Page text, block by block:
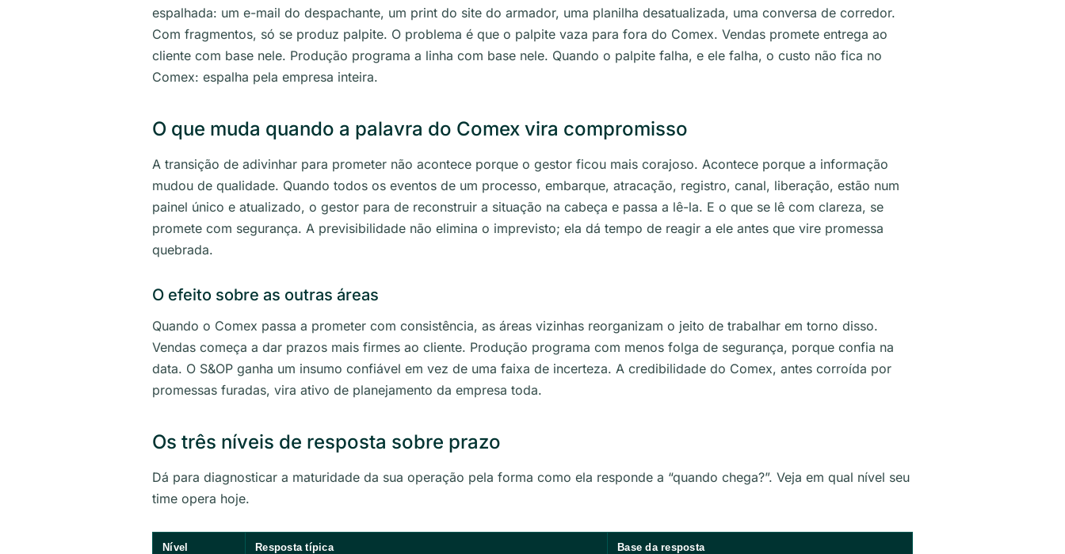
espalhada: um e-mail do despachante, um print do site do armador, uma planilha desatualizada, uma conversa de corredor.
Com fragmentos, só se produz palpite. O problema é que o palpite vaza para fora do Comex. Vendas promete entrega ao
cliente com base nele. Produção programa a linha com base nele. Quando o palpite falha, e ele falha, o custo não fica no
Comex: espalha pela empresa inteira.
O que muda quando a palavra do Comex vira compromisso
A transição de adivinhar para prometer não acontece porque o gestor ficou mais corajoso. Acontece porque a informação
mudou de qualidade. Quando todos os eventos de um processo, embarque, atracação, registro, canal, liberação, estão num
painel único e atualizado, o gestor para de reconstruir a situação na cabeça e passa a lê-la. E o que se lê com clareza, se
promete com segurança. A previsibilidade não elimina o imprevisto; ela dá tempo de reagir a ele antes que vire promessa
quebrada.
O efeito sobre as outras áreas
Quando o Comex passa a prometer com consistência, as áreas vizinhas reorganizam o jeito de trabalhar em torno disso.
Vendas começa a dar prazos mais firmes ao cliente. Produção programa com menos folga de segurança, porque confia na
data. O S&OP ganha um insumo confiável em vez de uma faixa de incerteza. A credibilidade do Comex, antes corroída por
promessas furadas, vira ativo de planejamento da empresa toda.
Os três níveis de resposta sobre prazo
Dá para diagnosticar a maturidade da sua operação pela forma como ela responde a “quando chega?”. Veja em qual nível seu
time opera hoje.
Nível Resposta típica Base da resposta